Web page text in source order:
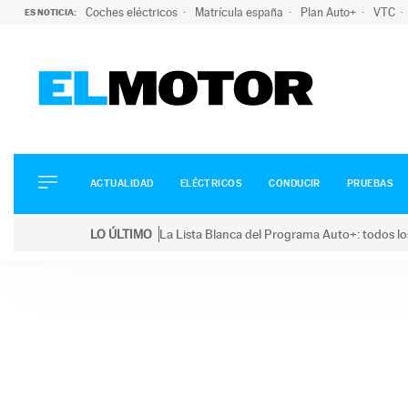
ES NOTICIA: Coches eléctricos Matrícula españa Plan Auto+ VTC
ELÉCTRICOS
CONDUCIR
ACTUALIDAD ELÉCTRICOS CONDUCIR PRUEBAS
LO ÚLTIMO La Lista Blanca del Programa Auto+: todos